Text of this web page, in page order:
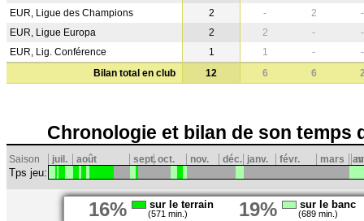
EUR, Ligue des Champions
2 - 2
-
EUR, Ligue Europa
2 2 -
-
EUR, Lig. Conférence
1 1 -
-
Bilan total en club
12 6 6
Chronologie et bilan de son temps
Saison juil. août sept.oct. nov. déc. janv. févr. mars
Tps jeu:
16% sur le terrain
(571 min.) 19% sur le banc
(689 min.)